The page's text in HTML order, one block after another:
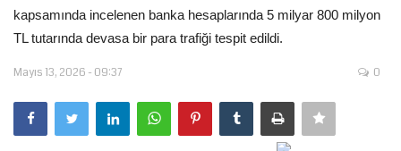
Eğitim
Magazin
Spor
kapsamında incelenen banka hesaplarında 5 milyar 800 milyon
TL tutarında devasa bir para trafiği tespit edildi.
Mayıs 13, 2026 - 09:37 0